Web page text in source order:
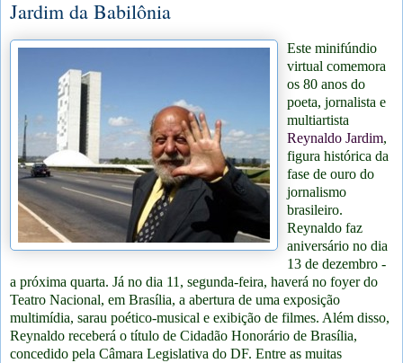
Jardim da Babilônia
Este minifúndio
virtual comemora
os 80 anos do
poeta, jornalista e
multiartista
Reynaldo Jardim,
figura histórica da
fase de ouro do
jornalismo
brasileiro.
Reynaldo faz
aniversário no dia
13 de dezembro -
a próxima quarta. Já no dia 11, segunda-feira, haverá no foyer do
Teatro Nacional, em Brasília, a abertura de uma exposição
multimídia, sarau poético-musical e exibição de filmes. Além disso,
Reynaldo receberá o título de Cidadão Honorário de Brasília,
concedido pela Câmara Legislativa do DF. Entre as muitas